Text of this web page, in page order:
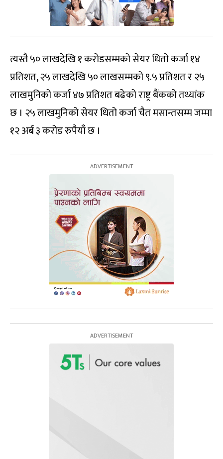
त्यस्तै ५० लाखदेखि १ करोडसम्मको सेयर धितो कर्जा १४
प्रतिशत, २५ लाखदेखि ५० लाखसम्मको ९.५ प्रतिशत र २५
लाखमुनिको कर्जा ४७ प्रतिशत बढेको राष्ट्र बैंकको तथ्यांक
छ । २५ लाखमुनिको सेयर धितो कर्जा चैत मसान्तसम्म जम्मा
१२ अर्ब ३ करोड रुपैयाँ छ ।